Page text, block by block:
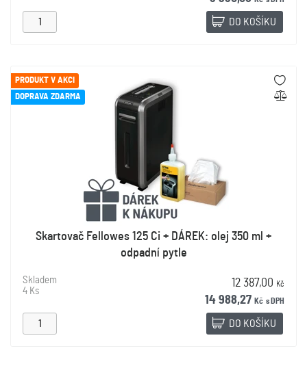
DO KOŠÍKU
PRODUKT V AKCI
DOPRAVA ZDARMA
Skartovač Fellowes 125 Ci + DÁREK: olej 350 ml +
odpadní pytle
Skladem
4 Ks
12 387,00 Kč
14 988,27 Kč s DPH
DO KOŠÍKU